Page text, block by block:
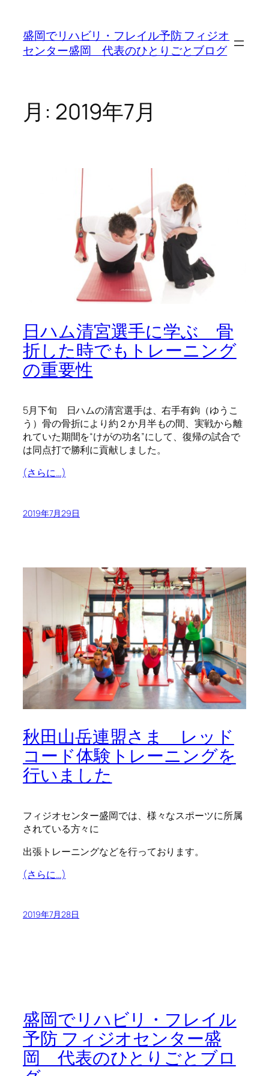
盛岡でリハビリ・フレイル予防 フィジオ
センター盛岡 代表のひとりごとブログ
月: 2019年7月
日ハム清宮選手に学ぶ 骨
折した時でもトレーニング
の重要性
5月下旬 日ハムの清宮選手は、右手有鉤（ゆうこ
う）骨の骨折により約２か月半もの間、実戦から離
れていた期間を“けがの功名”にして、復帰の試合で
は同点打で勝利に貢献しました。
(さらに…)
2019年7月29日
秋田山岳連盟さま レッド
コード体験トレーニングを
行いました
フィジオセンター盛岡では、様々なスポーツに所属
されている方々に
出張トレーニングなどを行っております。
(さらに…)
2019年7月28日
盛岡でリハビリ・フレイル
予防 フィジオセンター盛
岡 代表のひとりごとブロ